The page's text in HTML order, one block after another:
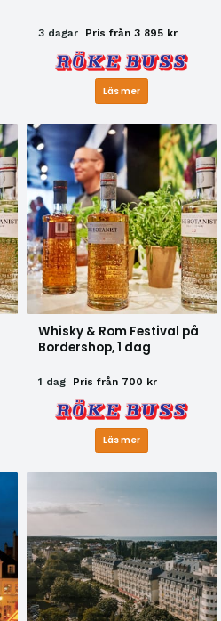
3 dagar Pris från 3 895 kr
Läs mer
Whisky & Rom Festival på
Bordershop, 1 dag
1 dag Pris från 700 kr
Läs mer